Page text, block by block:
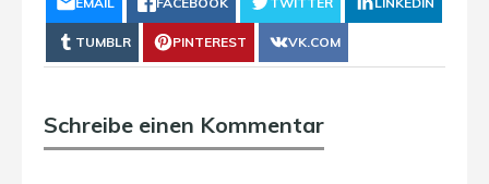
TUMBLR PINTEREST VK.COM
Schreibe einen Kommentar